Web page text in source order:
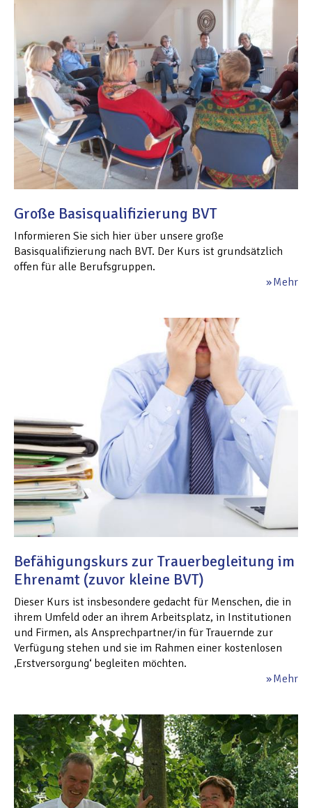
Große Basisqualifizierung BVT
Informieren Sie sich hier über unsere große
Basisqualifizierung nach BVT. Der Kurs ist grundsätzlich
offen für alle Berufsgruppen.
Mehr
Befähigungskurs zur Trauerbegleitung im
Ehrenamt (zuvor kleine BVT)
Dieser Kurs ist insbesondere gedacht für Menschen, die in
ihrem Umfeld oder an ihrem Arbeitsplatz, in Institutionen
und Firmen, als Ansprechpartner/in für Trauernde zur
Verfügung stehen und sie im Rahmen einer kostenlosen
‚Erstversorgung‘ begleiten möchten.
Mehr